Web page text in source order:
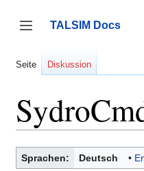
springen
Seitenleiste umschalten
TALSIM Docs
Seite Diskussion
Sprachen: Deutsch